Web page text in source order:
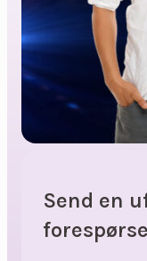
Send en